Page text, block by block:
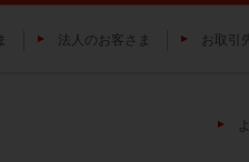
法人のお客さま お取引